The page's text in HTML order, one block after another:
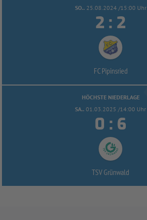
SO.. 25.08.2024 /15:00 Uhr
 : 
FC Pipinsried
HÖCHSTE NIEDERLAGE
SA.. 01.03.2025 /14:00 Uhr
 : 
TSV Grünwald